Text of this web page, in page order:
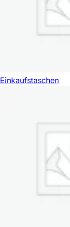
Einkaufstaschen